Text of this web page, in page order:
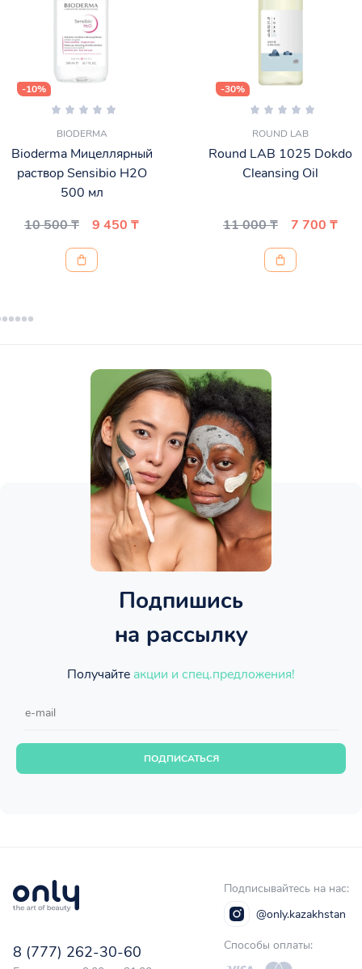
-10%
BIODERMA
Bioderma Мицеллярный
раствор Sensibio H2O
500 мл
10 500 ₸
9 450 ₸
-30%
ROUND LAB
Round LAB 1025 Dokdo
Cleansing Oil
11 000 ₸ 7 700 ₸
Подпишись
на рассылку
Получайте акции и спец.предложения!
ПОДПИСАТЬСЯ
8 (777) 262-30-60
Подписывайтесь на нас:
@only.kazakhstan
Способы оплаты: